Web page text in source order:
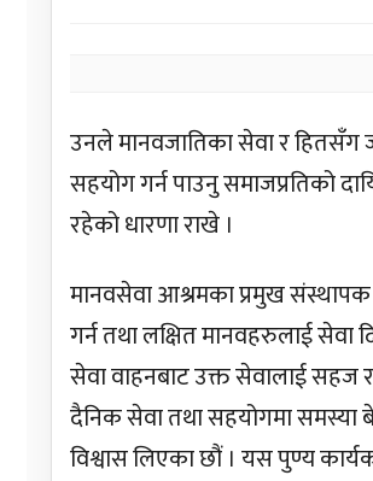
उनले मानवजातिका सेवा र
सहयोग गर्न पाउनु समाजप्रतिको
रहेको धारणा राखे ।
मानवसेवा आश्रमका प्रमुख
गर्न तथा लक्षित मानवहरुलाई सेवा
सेवा वाहनबाट उक्त सेवालाई सहज
दैनिक सेवा तथा सहयोगमा समस्या
विश्वास लिएका छौं । यस पुण्य